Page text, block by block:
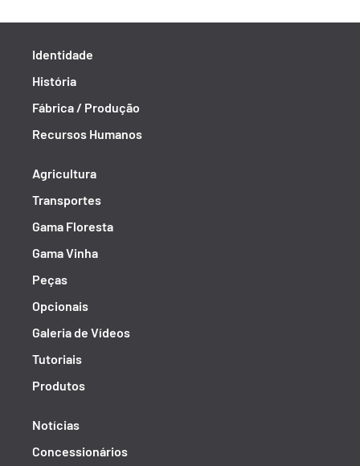
Identidade
História
Fábrica / Produção
Recursos Humanos
Agricultura
Transportes
Gama Floresta
Gama Vinha
Peças
Opcionais
Galeria de Vídeos
Tutoriais
Produtos
Notícias
Concessionários